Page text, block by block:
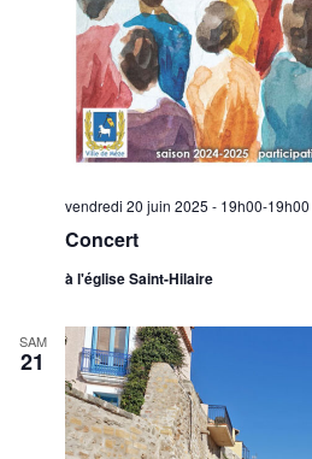
Concert
vendredi 20 juin 2025 - 19h00-19h00
à l'église Saint-Hilaire
SAM
21